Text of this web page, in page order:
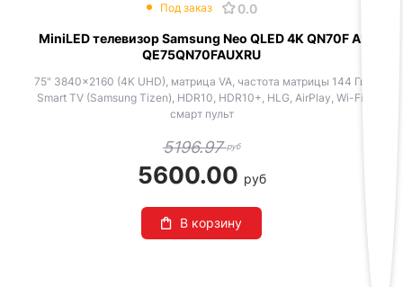
Под заказ
0.0
MiniLED телевизор Samsung Neo QLED 4K QN70F AI
QE75QN70FAUXRU
75" 3840x2160 (4K UHD), матрица VA, частота матрицы 144 Гц,
Smart TV (Samsung Tizen), HDR10, HDR10+, HLG, AirPlay, Wi-Fi,
смарт пульт
5196.97руб
5600.00 руб
В корзину